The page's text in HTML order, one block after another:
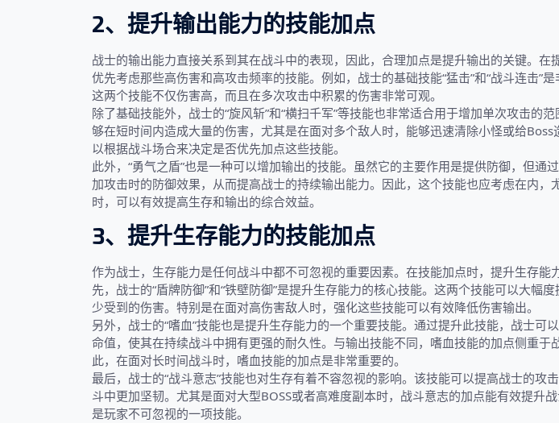
2、提升输出能力的技能加点
战士的输出能力直接关系到其在战斗中的表现，因此，合理加点是提升输出的关键。在
优先考虑那些高伤害和高攻击频率的技能。例如，战士的基础技能“猛击”和“战斗连击”是
这两个技能不仅伤害高，而且在多次攻击中积累的伤害非常可观。
除了基础技能外，战士的“旋风斩”和“横扫千军”等技能也非常适合用于增加单次攻击的
够在短时间内造成大量的伤害，尤其是在面对多个敌人时，能够迅速清除小怪或给Boss
以根据战斗场合来决定是否优先加点这些技能。
此外，“勇气之盾”也是一种可以增加输出的技能。虽然它的主要作用是提供防御，但通
加攻击时的防御效果，从而提高战士的持续输出能力。因此，这个技能也应考虑在内，
时，可以有效提高生存和输出的综合效益。
3、提升生存能力的技能加点
作为战士，生存能力是任何战斗中都不可忽视的重要因素。在技能加点时，提升生存能
先，战士的“盾牌防御”和“铁壁防御”是提升生存能力的核心技能。这两个技能可以大幅
少受到的伤害。特别是在面对高伤害敌人时，强化这些技能可以有效降低伤害输出。
另外，战士的“嗜血”技能也是提升生存能力的一个重要技能。通过提升此技能，战士可
命值，使其在持续战斗中拥有更强的耐久性。与输出技能不同，嗜血技能的加点侧重于
此，在面对长时间战斗时，嗜血技能的加点是非常重要的。
最后，战士的“战斗意志”技能也对生存有着不容忽视的影响。该技能可以提高战士的攻
斗中更加坚韧。尤其是面对大型BOSS或者高难度副本时，战斗意志的加点能有效提升战
是玩家不可忽视的一项技能。